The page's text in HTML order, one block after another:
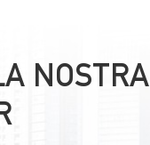
NOSTRA